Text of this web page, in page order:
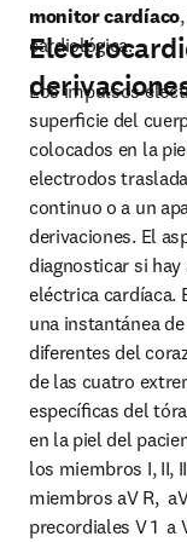
monitor cardíaco
cardiológica.
Los impulsos
superﬁcie del
colocados en la
electrodos
continuo o a un
derivaciones. El
diagnosticar si
eléctrica cardíaca.
una instantánea
diferentes del
de las cuatro
especíﬁcas del
en la piel del
los miembros I, II,
miembros aV R,
precordiales V 1